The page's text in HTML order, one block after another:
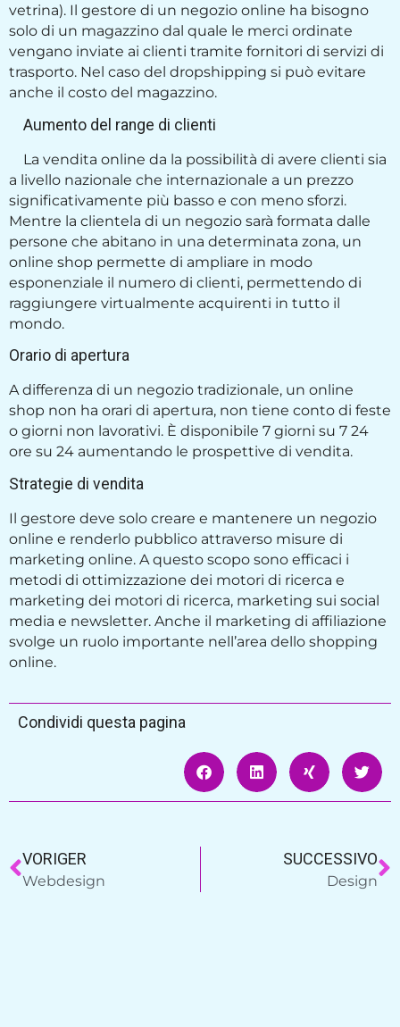
vetrina). Il gestore di un negozio online ha bisogno
solo di un magazzino dal quale le merci ordinate
vengano inviate ai clienti tramite fornitori di servizi di
trasporto. Nel caso del dropshipping si può evitare
anche il costo del magazzino.
Aumento del range di clienti
La vendita online da la possibilità di avere clienti sia
a livello nazionale che internazionale a un prezzo
significativamente più basso e con meno sforzi.
Mentre la clientela di un negozio sarà formata dalle
persone che abitano in una determinata zona, un
online shop permette di ampliare in modo
esponenziale il numero di clienti, permettendo di
raggiungere virtualmente acquirenti in tutto il
mondo.
Orario di apertura
A differenza di un negozio tradizionale, un online
shop non ha orari di apertura, non tiene conto di feste
o giorni non lavorativi. È disponibile 7 giorni su 7 24
ore su 24 aumentando le prospettive di vendita.
Strategie di vendita
Il gestore deve solo creare e mantenere un negozio
online e renderlo pubblico attraverso misure di
marketing online. A questo scopo sono efficaci i
metodi di ottimizzazione dei motori di ricerca e
marketing dei motori di ricerca, marketing sui social
media e newsletter. Anche il marketing di affiliazione
svolge un ruolo importante nell’area dello shopping
online.
Condividi questa pagina
VORIGER
Webdesign
SUCCESSIVO
Design